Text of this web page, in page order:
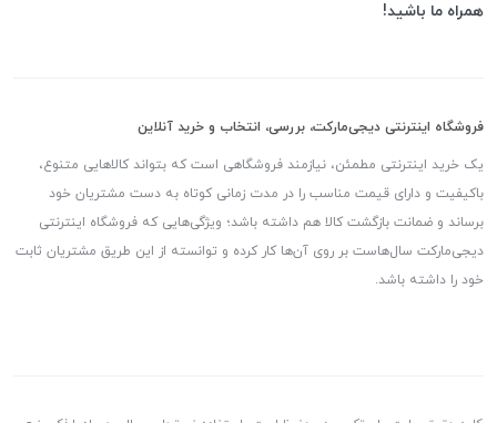
همراه ما باشید!
فروشگاه اینترنتی دیجی‌مارکت، بررسی، انتخاب و خرید آنلاین
یک خرید اینترنتی مطمئن، نیازمند فروشگاهی است که بتواند کالاهایی متنوع،
باکیفیت و دارای قیمت مناسب را در مدت زمانی کوتاه به دست مشتریان خود
برساند و ضمانت بازگشت کالا هم داشته باشد؛ ویژگی‌هایی که فروشگاه اینترنتی
دیجی‌مارکت سال‌هاست بر روی آن‌ها کار کرده و توانسته از این طریق مشتریان ثابت
خود را داشته باشد.